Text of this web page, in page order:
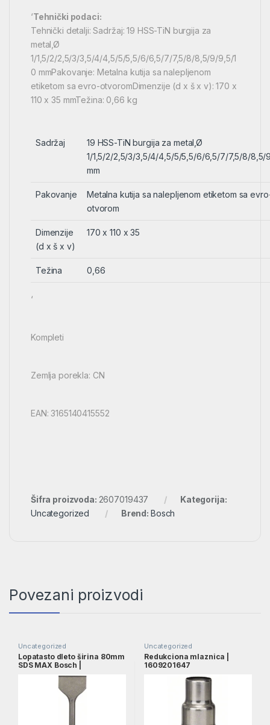
‘Tehnički podaci:
Tehnički detalji: Sadržaj: 19 HSS-TiN burgija za
metal,Ø
1/1,5/2/2,5/3/3,5/4/4,5/5/5,5/6/6,5/7/7,5/8/8,5/9/9,5/1
0 mmPakovanje: Metalna kutija sa nalepljenom
etiketom sa evro-otvoromDimenzije (d x š x v): 170 x
110 x 35 mmTežina: 0,66 kg
Sadržaj
19 HSS-TiN burgija za metal,Ø
1/1,5/2/2,5/3/3,5/4/4,5/5/5,5/6/6,5/7/7,5/8/8,5/
mm
Pakovanje
Metalna kutija sa nalepljenom etiketom sa
otvorom
Dimenzije
(d x š x v)
170 x 110 x 35
Težina 0,66
‘
Kompleti
Zemlja porekla: CN
EAN: 3165140415552
Šifra proizvoda: 2607019437
Kategorija:
Uncategorized
Brend: Bosch
Povezani proizvodi
Uncategorized
Lopatasto dleto širina 80mm
SDS MAX Bosch |
1618601008
Uncategorized
Redukciona mlaznica |
1609201647